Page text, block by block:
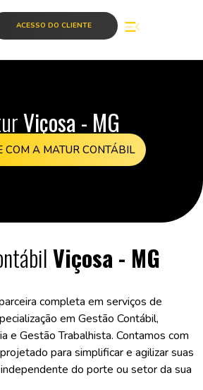
ACESSO DO CLIENTE
Viçosa - MG
COM A MATUR CONTÁBIL
Viçosa - MG
completa em serviços de
em Gestão Contábil,
e Gestão Trabalhista. Contamos com
para simplificar e agilizar suas
do porte ou setor da sua